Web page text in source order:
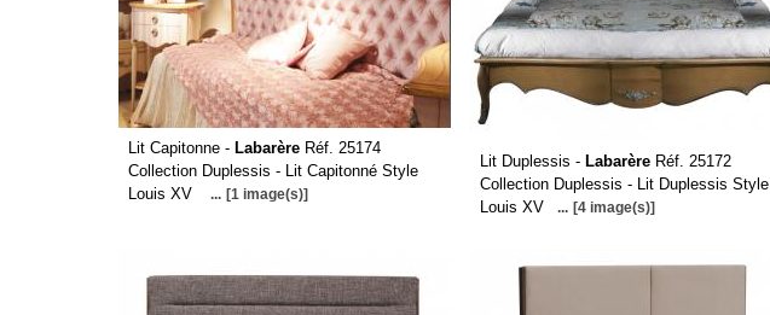
Lit Capitonne - Labarère Réf. 25174
Collection Duplessis - Lit Capitonné Style
Louis XV
... [1 image(s)]
Lit Duplessis - Labarère Réf. 25172
Collection Duplessis - Lit Duplessis Style
Louis XV
... [4 image(s)]